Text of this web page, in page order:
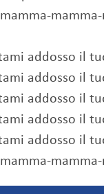
addosso il
addosso il
addosso il
addosso il
addosso il